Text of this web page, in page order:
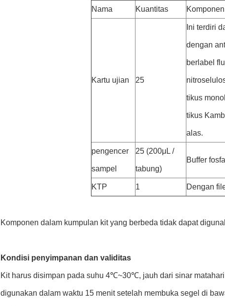
Nama Kuantitas Komponen
Kartu ujian 25
Ini terdiri
dengan
berlabel
tikus
tikus
alas.
pengencer
sampel
25 (200μL /
tabung)
Buffer
KTP 1 Dengan
Komponen dalam kumpulan kit yang berbeda tidak dapat
Kondisi penyimpanan dan validitas
Kit harus disimpan pada suhu 4℃~30℃, jauh dari sinar
digunakan dalam waktu 15 menit setelah membuka segel di